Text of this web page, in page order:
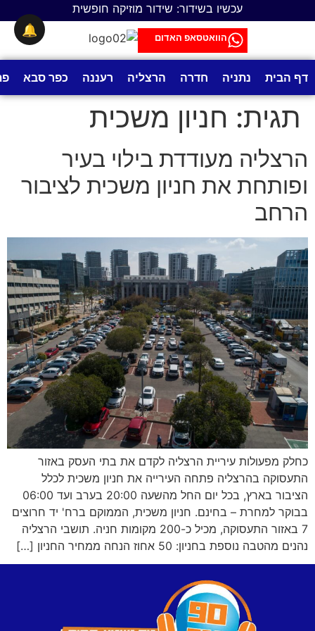
עכשיו בשידור: שידור מוזיקה חופשית
הוואטסאפ האדום
דף הבית נתניה חדרה הרצליה רעננה כפר סבא
תגית: חניון משכית
הרצליה מעודדת בילוי בעיר
ופותחת את חניון משכית לציבור
הרחב
כחלק מפעולות עיריית הרצליה לקדם את בתי העסק באזור
התעסוקה בהרצליה פתחה העירייה את חניון משכית לכלל
הציבור בארץ, בכל יום החל מהשעה 20:00 בערב ועד 06:00
בבוקר למחרת – בחינם. חניון משכית, הממוקם ברח' יד חרוצים
7 באזור התעסוקה, מכיל כ-200 מקומות חניה. תושבי הרצליה
נהנים מהטבה נוספת בחניון: 50 אחוז הנחה ממחיר החניון […]
🔔